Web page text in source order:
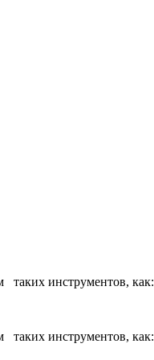
таких инструментов, как:
таких инструментов, как: